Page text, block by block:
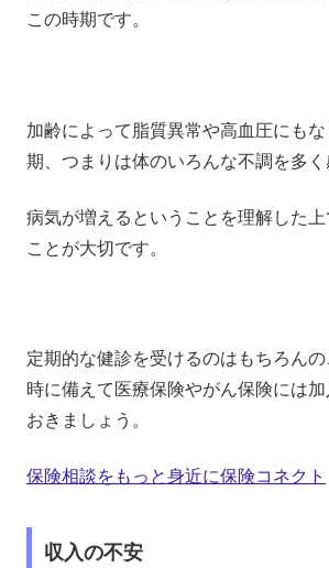
この時期です。
加齢によって脂質異常や高血圧にも
期、つまりは体のいろんな不調を多く
病気が増えるということを理解した
ことが大切です。
定期的な健診を受けるのはもちろん
時に備えて医療保険やがん保険には
おきましょう。
保険相談をもっと身近に保険コネクト
収入の不安